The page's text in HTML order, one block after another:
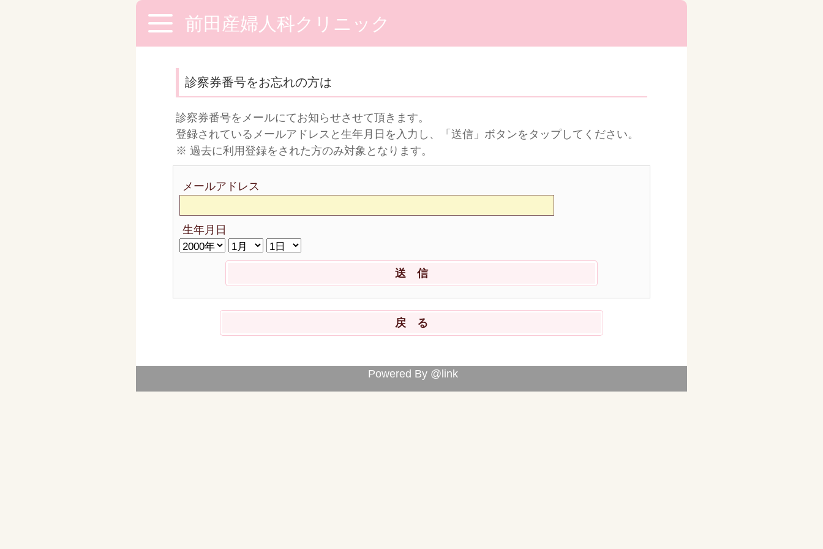
前田産婦人科クリニック
診察券番号をお忘れの方は
診察券番号をメールにてお知らせさせて頂きます。
登録されているメールアドレスと生年月日を入力し、「送信」ボタンをタップしてください。
※ 過去に利用登録をされた方のみ対象となります。
メールアドレス
生年月日
Powered By @link